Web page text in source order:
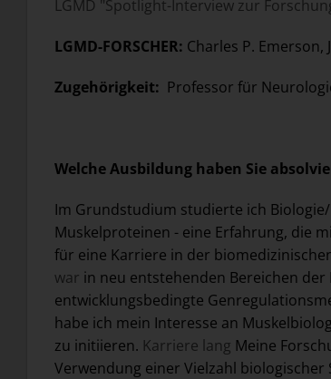
LGMD "Spotlight-Interview zur
LGMD-FORSCHER: Charles P. Emerson,
Zugehörigkeit: Professor für
Welche Ausbildung haben Sie
Im Grundstudium studierte ich
Muskelproteinen - eine Erfahrung, die
für eine Karriere in der
war in neu entstehenden Bereichen
entwicklungsbedingte
habe ich mein Interesse an
zu initiieren. Karriere lang Meine
Verwendung einer Vielzahl